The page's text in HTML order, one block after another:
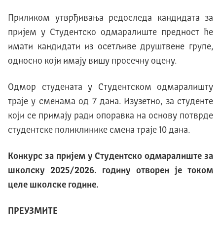
Приликом утврђивања редоследа кандидата за
пријем у Студентско одмаралиште предност ће
имати кандидати из осетљиве друштвене групе,
односно који имају вишу просечну оцену.
Одмор студената у Студентском одмаралишту
траје у сменама од 7 дана. Изузетно, за студенте
који се примају ради опоравка на основу потврде
студентске поликлинике смена траје 10 дана.
Конкурс за пријем у Студентско одмаралиште за
школску 2025/2026. годину отворен је током
целе школске године.
ПРЕУЗМИТЕ